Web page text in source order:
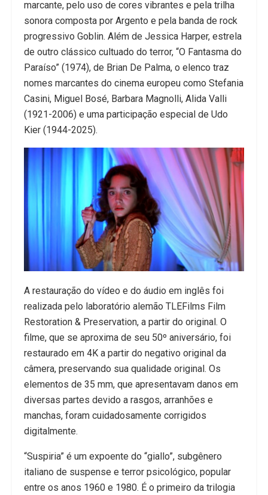
marcante, pelo uso de cores vibrantes e pela trilha
sonora composta por Argento e pela banda de rock
progressivo Goblin. Além de Jessica Harper, estrela
de outro clássico cultuado do terror, “O Fantasma do
Paraíso” (1974), de Brian De Palma, o elenco traz
nomes marcantes do cinema europeu como Stefania
Casini, Miguel Bosé, Barbara Magnolli, Alida Valli
(1921-2006) e uma participação especial de Udo
Kier (1944-2025).
A restauração do vídeo e do áudio em inglês foi
realizada pelo laboratório alemão TLEFilms Film
Restoration & Preservation, a partir do original. O
filme, que se aproxima de seu 50º aniversário, foi
restaurado em 4K a partir do negativo original da
câmera, preservando sua qualidade original. Os
elementos de 35 mm, que apresentavam danos em
diversas partes devido a rasgos, arranhões e
manchas, foram cuidadosamente corrigidos
digitalmente.
“Suspiria” é um expoente do “giallo”, subgênero
italiano de suspense e terror psicológico, popular
entre os anos 1960 e 1980. É o primeiro da trilogia